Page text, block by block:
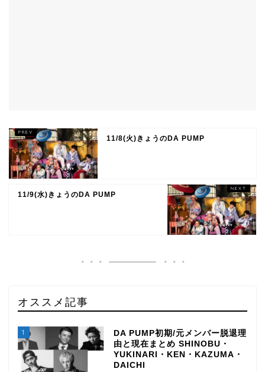
11/8(火)きょうのDA PUMP
11/9(水)きょうのDA PUMP
オススメ記事
1
DA PUMP初期/元メンバー脱退理
由と現在まとめ SHINOBU・
YUKINARI・KEN・KAZUMA・
DAICHI